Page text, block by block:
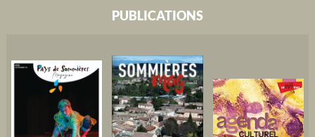
PUBLICATIONS